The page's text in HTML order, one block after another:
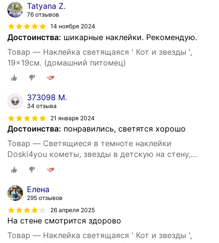
Tatyana Z.
76 отзывов
14 ноября 2024
Достоинства: шикарные наклейки. Рекомендую.
Товар — Наклейка светящаяся ' Кот и звезды ',
19x19см. (домашний питомец)
373098 М.
34 отзыва
21 января 2024
Достоинства: понравились, светятся хорошо
Товар — Светящиеся в темноте наклейки
Doski4you кометы, звезды в детскую на стену,
потолок (интерьерные, декоративные)
Елена
295 отзывов
26 апреля 2025
На стене смотрится здорово
Товар — Наклейка светящаяся ' Кот и звезды ',